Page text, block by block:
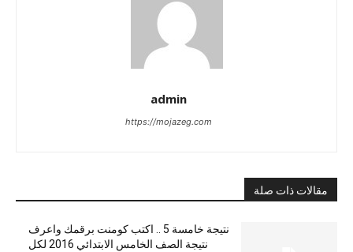
admin
https://mojazeg.com
مقالات ذات صلة
نتيجة خامسة 5 .. اكتب كومنت برقمك واعرف
نتيجة الصف الخامس الابتدائي 2016 لكل